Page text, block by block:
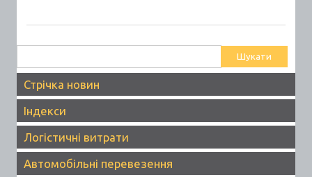
Стрічка новин
Індекси
Логістичні витрати
Автомобільні перевезення